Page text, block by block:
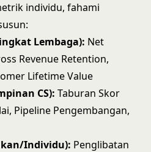
individu, fahami
Lembaga): Net
Revenue Retention,
Lifetime Value
CS): Taburan Skor
Pipeline Pengembangan,
Individu): Penglibatan